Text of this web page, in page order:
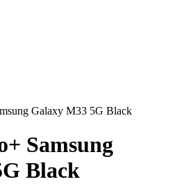
Galaxy M33 5G Black
Samsung
Black